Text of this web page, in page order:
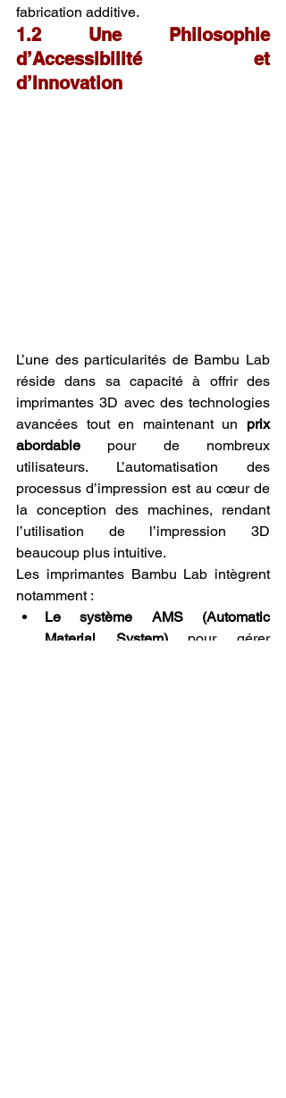
fabrication additive.
1.2 Une Philosophie
d’Accessibilité et
d’Innovation
L’une des particularités de Bambu Lab
réside dans sa capacité à offrir des
imprimantes 3D avec des technologies
avancées tout en maintenant un prix
abordable pour de nombreux
utilisateurs. L’automatisation des
processus d’impression est au cœur de
la conception des machines, rendant
l’utilisation de l’impression 3D
beaucoup plus intuitive.
Les imprimantes Bambu Lab intègrent
notamment :
Le système AMS (Automatic
Material System) pour gérer